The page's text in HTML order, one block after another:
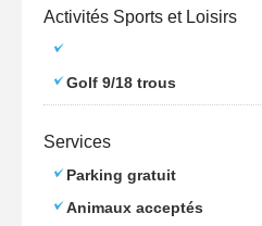
Activités Sports et Loisirs
Golf 9/18 trous
Services
Parking gratuit
Animaux acceptés